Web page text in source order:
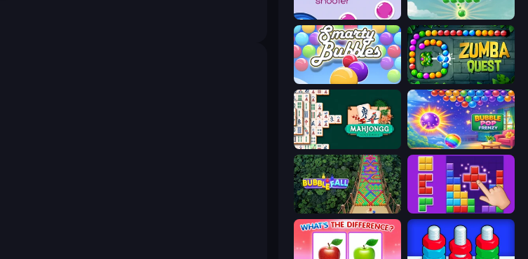
Bubble Shooter
Smarty Bubbles Zumba Quest
Mahjongg Solitaire Bubble Pop Frenzy
Bubble Fall BlockBuster Puzzle